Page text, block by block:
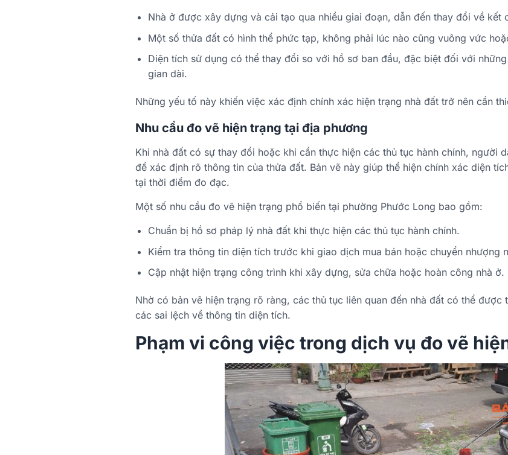
Nhà ở được xây dựng và cải tạo qua nhiều giai đoạn, dẫn đến thay đổi về kết
Một số thửa đất có hình thể phức tạp, không phải lúc nào cũng vuông vức
Diện tích sử dụng có thể thay đổi so với hồ sơ ban đầu, đặc biệt đối với
gian dài.
Những yếu tố này khiến việc xác định chính xác hiện trạng nhà đất trở nên cần
Nhu cầu đo vẽ hiện trạng tại địa phương
Khi nhà đất có sự thay đổi hoặc khi cần thực hiện các thủ tục hành chính, người
để xác định rõ thông tin của thửa đất. Bản vẽ này giúp thể hiện chính xác diện
tại thời điểm đo đạc.
Một số nhu cầu đo vẽ hiện trạng phổ biến tại phường Phước Long bao gồm:
Chuẩn bị hồ sơ pháp lý nhà đất khi thực hiện các thủ tục hành chính.
Kiểm tra thông tin diện tích trước khi giao dịch mua bán hoặc chuyển nhượng
Cập nhật hiện trạng công trình khi xây dựng, sửa chữa hoặc hoàn công nhà ở.
Nhờ có bản vẽ hiện trạng rõ ràng, các thủ tục liên quan đến nhà đất có thể được
các sai lệch về thông tin diện tích.
Phạm vi công việc trong dịch vụ đo vẽ